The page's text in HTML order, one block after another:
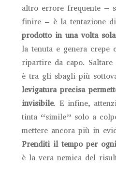
altro errore frequente –
finire – è la tentazione di
prodotto in una volta sola
la tenuta e genera crepe
ripartire da capo.
è tra gli sbagli più
levigatura precisa
invisibile. E infine,
tinta “simile” solo a
mettere ancora più in
Prenditi il tempo per
è la vera nemica del